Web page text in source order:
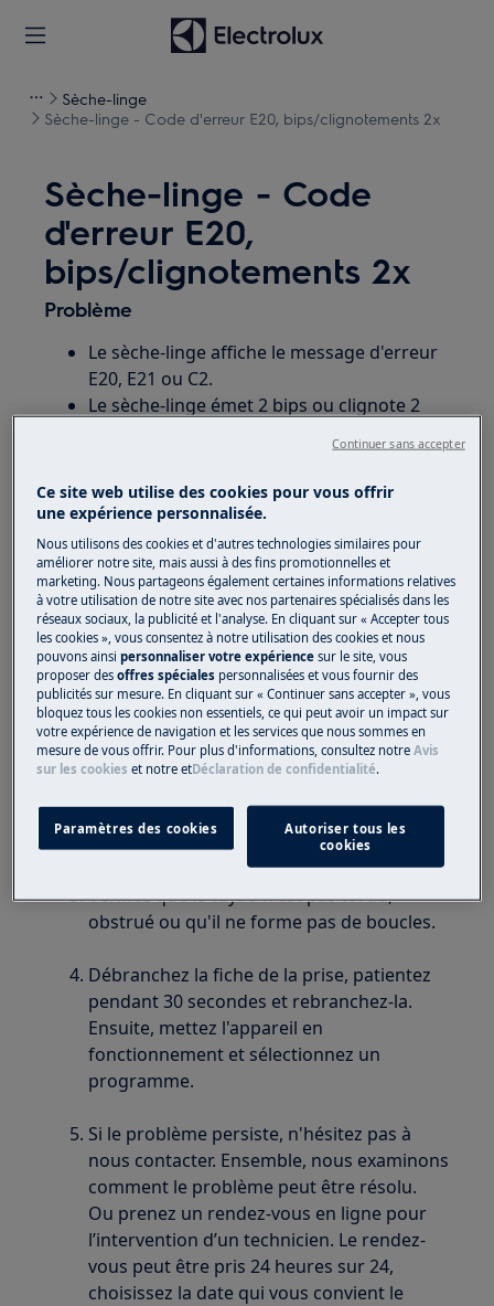
Sèche-linge
Sèche-linge - Code d'erreur E20, bips/clignotements 2x
Sèche-linge - Code
d'erreur E20,
bips/clignotements 2x
Problème
Le sèche-linge affiche le message d'erreur
E20, E21 ou C2.
Le sèche-linge émet 2 bips ou clignote 2
S'applique à
Sèche-linge pompe à chaleur
Sèche-linge à condensation
Sèche-linge à évacuation
Solution
Le code d'erreur C2 ou E20 indique un
problème avec la vidange d'eau, la pompe
ou le logiciel.
Vérifiez que le tuyau extérieur est
correctement connecté.
Vérifiez que le tuyau n'est pas tordu,
obstrué ou qu'il ne forme pas de boucles.
Débranchez la fiche de la prise, patientez
pendant 30 secondes et rebranchez-la.
Ensuite, mettez l'appareil en
fonctionnement et sélectionnez un
programme.
Si le problème persiste, n'hésitez pas à
nous contacter. Ensemble, nous examinons
comment le problème peut être résolu.
Ou prenez un rendez-vous en ligne pour
l’intervention d’un technicien. Le rendez-
vous peut être pris 24 heures sur 24,
choisissez la date qui vous convient le
Ce site web utilise des cookies pour vous offrir
une expérience personnalisée.
Nous utilisons des cookies et d'autres technologies similaires pour
améliorer notre site, mais aussi à des fins promotionnelles et
marketing. Nous partageons également certaines informations relatives
à votre utilisation de notre site avec nos partenaires spécialisés dans les
réseaux sociaux, la publicité et l'analyse. En cliquant sur « Accepter tous
les cookies », vous consentez à notre utilisation des cookies et nous
pouvons ainsipersonnaliser votre expériencesur le site, vous
proposer desoffres spéciales personnalisées et vous fournir des
publicités sur mesure. En cliquant sur « Continuer sans accepter », vous
bloquez tous les cookies non essentiels, ce qui peut avoir un impact sur
votre expérience de navigation et les services que nous sommes en
mesure de vous offrir. Pour plus d'informations, consultez notreAvis
sur les cookies et notreetDéclaration de confidentialité.
Paramètres des cookies
Autoriser tous les
cookies
Continuer sans accepter